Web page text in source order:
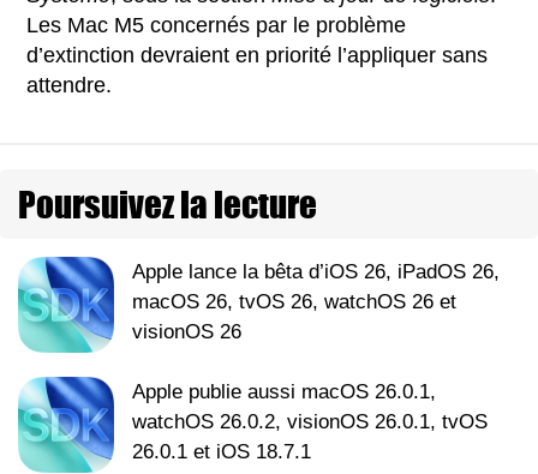
Les Mac M5 concernés par le problème
d’extinction devraient en priorité l’appliquer sans
attendre.
Poursuivez la lecture
Apple lance la bêta d’iOS 26, iPadOS 26,
macOS 26, tvOS 26, watchOS 26 et
visionOS 26
Apple publie aussi macOS 26.0.1,
watchOS 26.0.2, visionOS 26.0.1, tvOS
26.0.1 et iOS 18.7.1